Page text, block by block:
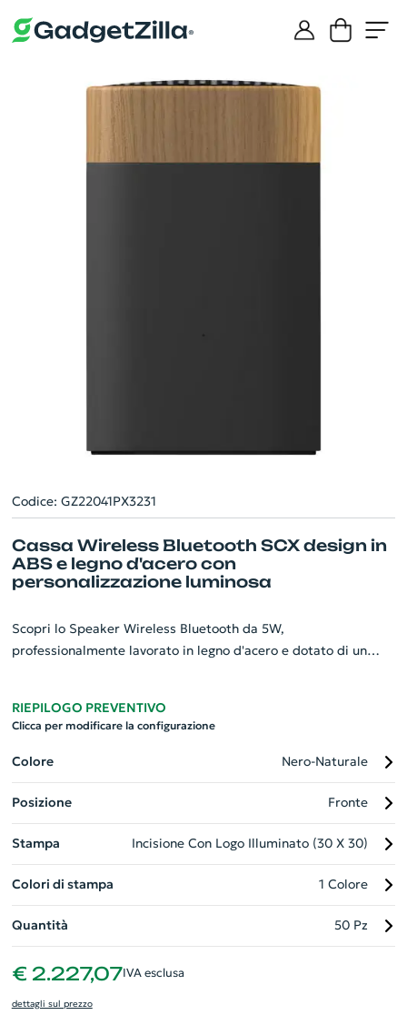
Codice: GZ22041PX3231
Cassa Wireless Bluetooth SCX design in
ABS e legno d'acero con
personalizzazione luminosa
Scopri lo Speaker Wireless Bluetooth da 5W,
professionalmente lavorato in legno d'acero e dotato di un
doppia uscita audio offrendo una qualità sonora eccezionale.
conferenza. Con una capacità di 800 mAh e frequenza di 50 Hz
- 20 KHz, offre un'ottima performance. Il peso netto di 152
grammi e le dimensioni di 91 x 58 mm lo rendono portatile e
maneggevole. Inoltre, riceverai il tuo speaker in una confezione
regalo di carta riciclata con una sofisticata chiusura
magnetica. Una scelta eccellente sia per uso personale che per
un regalo aziendale.
RIEPILOGO PREVENTIVO
Clicca per modificare la configurazione
Colore Nero-Naturale
Posizione Fronte
Stampa Incisione Con Logo Illuminato (30 X 30)
Colori di stampa 1 Colore
Quantità 50 Pz
€ 2.227,07IVA esclusa
dettagli sul prezzo